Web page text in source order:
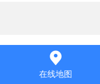
在线地图